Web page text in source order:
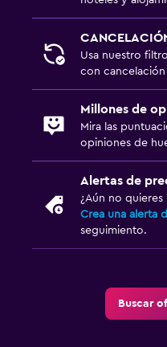
Usa nuestro
con cancelación
Millones de
Mira las
opiniones de
Alertas de
¿Aún no quieres
Crea una alerta
seguimiento.
Buscar